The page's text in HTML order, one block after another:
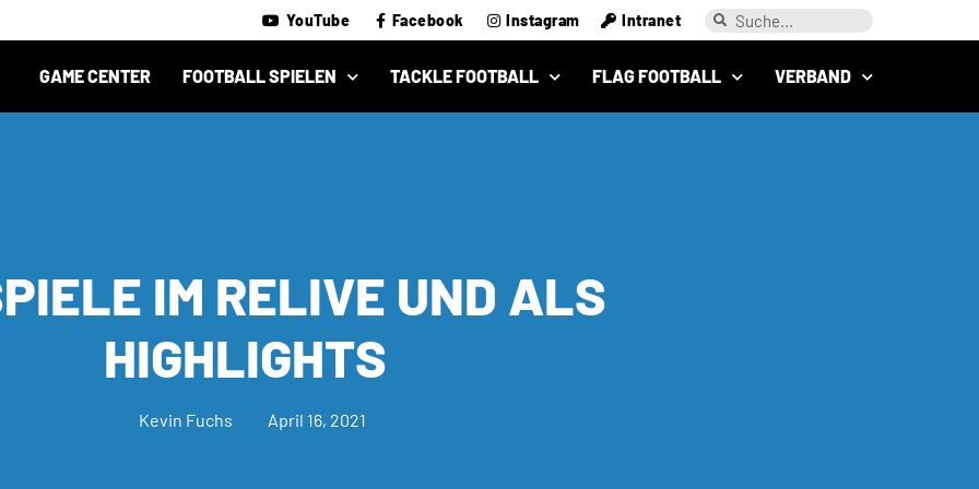
YouTube Facebook Instagram Intranet
GAME CENTER FOOTBALL SPIELEN TACKLE FOOTBALL FLAG FOOTBALL VERBAND
IM RELIVE UND ALS
HIGHLIGHTS
Kevin Fuchs April 16, 2021